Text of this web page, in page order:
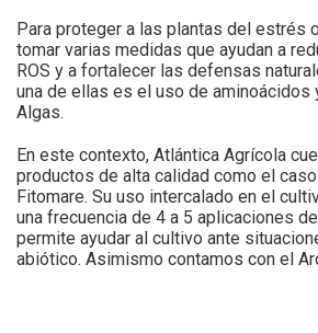
Para proteger a las plantas del estrés
tomar varias medidas que ayudan a
ROS y a fortalecer las defensas
una de ellas es el uso de aminoácidos
Algas.
En este contexto, Atlántica Agrícola
productos de alta calidad como el
Fitomare. Su uso intercalado en el
una frecuencia de 4 a 5 aplicaciones
permite ayudar al cultivo ante
abiótico. Asimismo contamos con el